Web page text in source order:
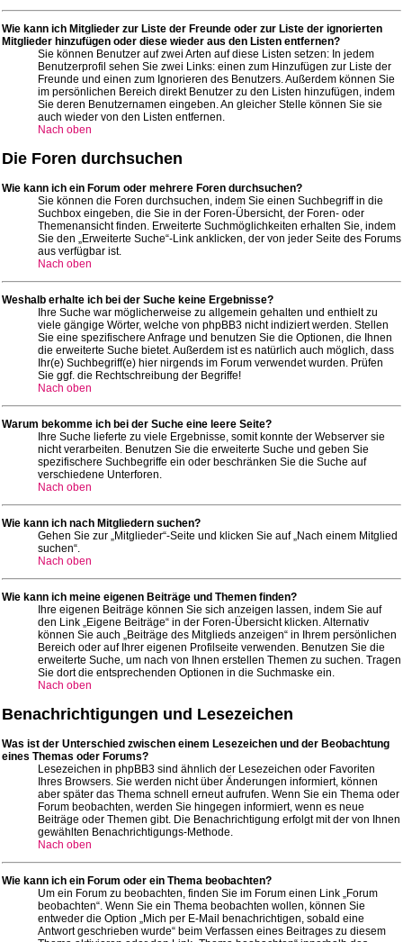
Wie kann ich Mitglieder zur Liste der Freunde oder zur Liste der ignorierten
Mitglieder hinzufügen oder diese wieder aus den Listen entfernen?
Sie können Benutzer auf zwei Arten auf diese Listen setzen: In jedem
Benutzerprofil sehen Sie zwei Links: einen zum Hinzufügen zur Liste der
Freunde und einen zum Ignorieren des Benutzers. Außerdem können Sie
im persönlichen Bereich direkt Benutzer zu den Listen hinzufügen, indem
Sie deren Benutzernamen eingeben. An gleicher Stelle können Sie sie
auch wieder von den Listen entfernen.
Nach oben
Die Foren durchsuchen
Wie kann ich ein Forum oder mehrere Foren durchsuchen?
Sie können die Foren durchsuchen, indem Sie einen Suchbegriff in die
Suchbox eingeben, die Sie in der Foren-Übersicht, der Foren- oder
Themenansicht finden. Erweiterte Suchmöglichkeiten erhalten Sie, indem
Sie den „Erweiterte Suche“-Link anklicken, der von jeder Seite des Forums
aus verfügbar ist.
Nach oben
Weshalb erhalte ich bei der Suche keine Ergebnisse?
Ihre Suche war möglicherweise zu allgemein gehalten und enthielt zu
viele gängige Wörter, welche von phpBB3 nicht indiziert werden. Stellen
Sie eine spezifischere Anfrage und benutzen Sie die Optionen, die Ihnen
die erweiterte Suche bietet. Außerdem ist es natürlich auch möglich, dass
Ihr(e) Suchbegriff(e) hier nirgends im Forum verwendet wurden. Prüfen
Sie ggf. die Rechtschreibung der Begriffe!
Nach oben
Warum bekomme ich bei der Suche eine leere Seite?
Ihre Suche lieferte zu viele Ergebnisse, somit konnte der Webserver sie
nicht verarbeiten. Benutzen Sie die erweiterte Suche und geben Sie
spezifischere Suchbegriffe ein oder beschränken Sie die Suche auf
verschiedene Unterforen.
Nach oben
Wie kann ich nach Mitgliedern suchen?
Gehen Sie zur „Mitglieder“-Seite und klicken Sie auf „Nach einem Mitglied
suchen“.
Nach oben
Wie kann ich meine eigenen Beiträge und Themen finden?
Ihre eigenen Beiträge können Sie sich anzeigen lassen, indem Sie auf
den Link „Eigene Beiträge“ in der Foren-Übersicht klicken. Alternativ
können Sie auch „Beiträge des Mitglieds anzeigen“ in Ihrem persönlichen
Bereich oder auf Ihrer eigenen Profilseite verwenden. Benutzen Sie die
erweiterte Suche, um nach von Ihnen erstellen Themen zu suchen. Tragen
Sie dort die entsprechenden Optionen in die Suchmaske ein.
Nach oben
Benachrichtigungen und Lesezeichen
Was ist der Unterschied zwischen einem Lesezeichen und der Beobachtung
eines Themas oder Forums?
Lesezeichen in phpBB3 sind ähnlich der Lesezeichen oder Favoriten
Ihres Browsers. Sie werden nicht über Änderungen informiert, können
aber später das Thema schnell erneut aufrufen. Wenn Sie ein Thema oder
Forum beobachten, werden Sie hingegen informiert, wenn es neue
Beiträge oder Themen gibt. Die Benachrichtigung erfolgt mit der von Ihnen
gewählten Benachrichtigungs-Methode.
Nach oben
Wie kann ich ein Forum oder ein Thema beobachten?
Um ein Forum zu beobachten, finden Sie im Forum einen Link „Forum
beobachten“. Wenn Sie ein Thema beobachten wollen, können Sie
entweder die Option „Mich per E-Mail benachrichtigen, sobald eine
Antwort geschrieben wurde“ beim Verfassen eines Beitrages zu diesem